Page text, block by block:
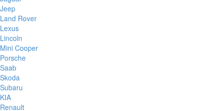
Jeep
Land Rover
Lexus
Lincoln
Mini Cooper
Porsche
Saab
Skoda
Subaru
KIA
Renault